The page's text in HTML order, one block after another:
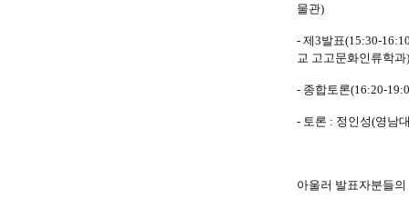
물관)
- 제3발표(15:30-
교 고고문화인류학과)
- 종합토론(16:20-
- 토론 : 정인성(영남
아울러 발표자분들